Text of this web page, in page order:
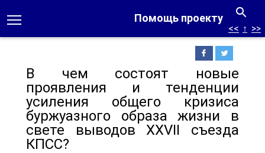
Помощь проекту
<< ↑ >>
В чем состоят новые
проявления и тенденции
усиления общего кризиса
буржуазного образа жизни в
свете выводов XXVII съезда
КПСС?